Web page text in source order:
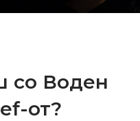
со Воден
от?